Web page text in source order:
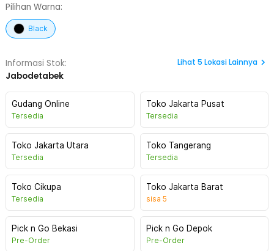
Pilihan Warna:
Black
Informasi Stok:
Jabodetabek
Lihat 5 Lokasi Lainnya
Gudang Online
Tersedia
Toko Jakarta Pusat
Tersedia
Toko Jakarta Utara
Tersedia
Toko Tangerang
Tersedia
Toko Cikupa
Tersedia
Toko Jakarta Barat
sisa 5
Pick n Go Bekasi
Pre-Order
Pick n Go Depok
Pre-Order